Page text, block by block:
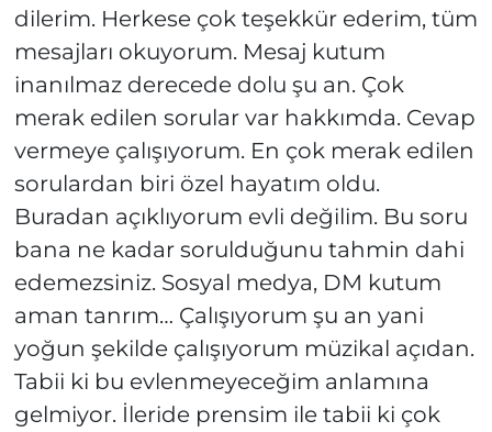
dilerim. Herkese çok teşekkür ederim, tüm
mesajları okuyorum. Mesaj kutum
inanılmaz derecede dolu şu an. Çok
merak edilen sorular var hakkımda. Cevap
vermeye çalışıyorum. En çok merak edilen
sorulardan biri özel hayatım oldu.
Buradan açıklıyorum evli değilim. Bu soru
bana ne kadar sorulduğunu tahmin dahi
edemezsiniz. Sosyal medya, DM kutum
aman tanrım… Çalışıyorum şu an yani
yoğun şekilde çalışıyorum müzikal açıdan.
Tabii ki bu evlenmeyeceğim anlamına
gelmiyor. İleride prensim ile tabii ki çok